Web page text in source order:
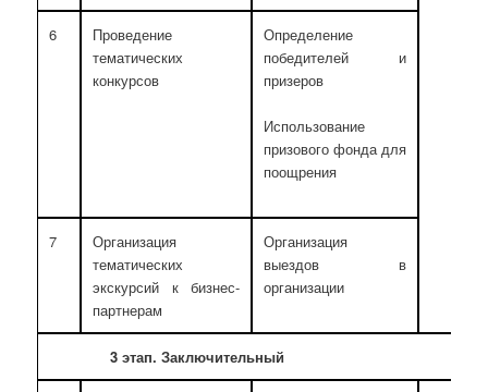
6
Проведение
тематических
конкурсов
Определение
победителей и
призеров
Использование
призового фонда для
поощрения
7
Организация
тематических
экскурсий к бизнес-
партнерам
Организация
выездов в
организации
3 этап. Заключительный